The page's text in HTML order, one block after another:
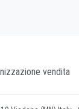
vendita